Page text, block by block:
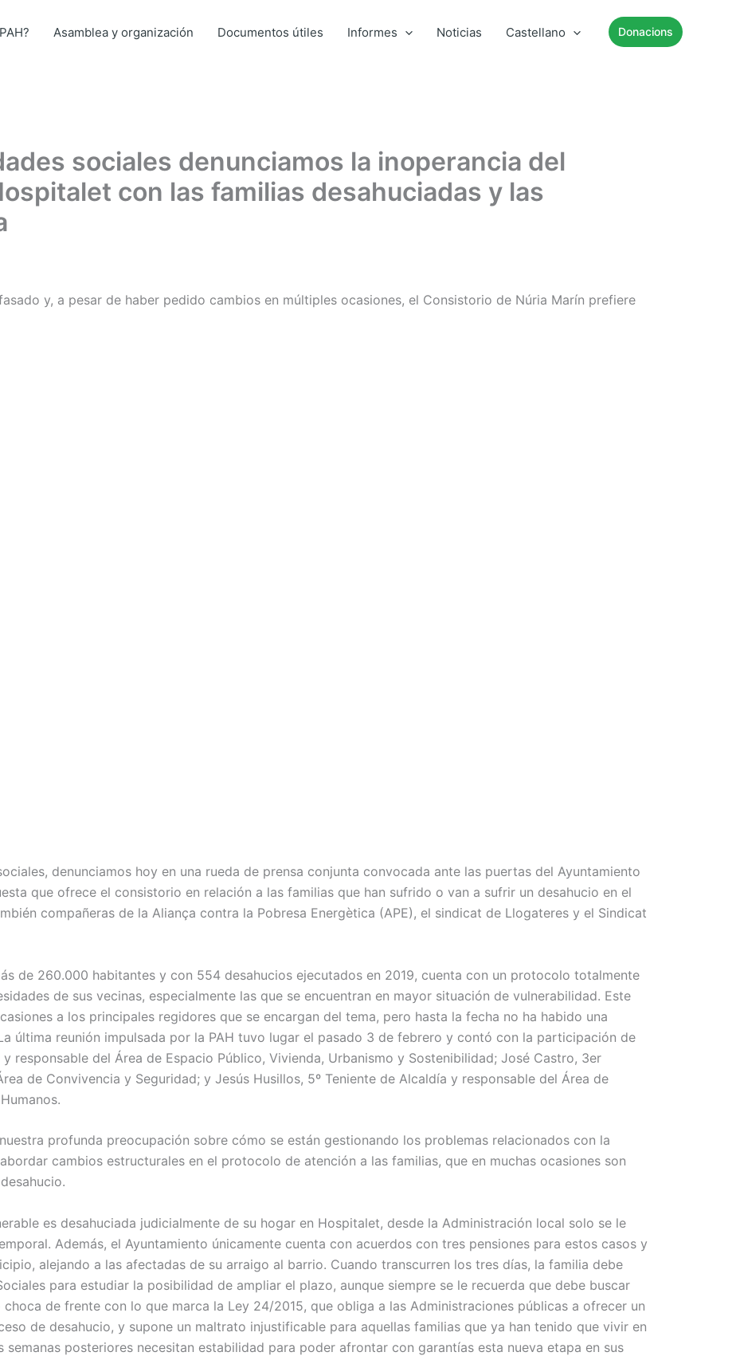
Asamblea y organización Documentos útiles Informes Noticias Castellano Donacions
sociales denunciamos la inoperancia del
con las familias desahuciadas y las
y, a pesar de haber pedido cambios en múltiples ocasiones, el Consistorio de Núria Marín prefiere
denunciamos hoy en una rueda de prensa conjunta convocada ante las puertas del Ayuntamiento
que ofrece el consistorio en relación a las familias que han sufrido o van a sufrir un desahucio en el
compañeras de la Aliança contra la Pobresa Energètica (APE), el sindicat de Llogateres y el Sindicat
de 260.000 habitantes y con 554 desahucios ejecutados en 2019, cuenta con un protocolo totalmente
de sus vecinas, especialmente las que se encuentran en mayor situación de vulnerabilidad. Este
a los principales regidores que se encargan del tema, pero hasta la fecha no ha habido una
última reunión impulsada por la PAH tuvo lugar el pasado 3 de febrero y contó con la participación de
responsable del Área de Espacio Público, Vivienda, Urbanismo y Sostenibilidad; José Castro, 3er
de Convivencia y Seguridad; y Jesús Husillos, 5º Teniente de Alcaldía y responsable del Área de
profunda preocupación sobre cómo se están gestionando los problemas relacionados con la
cambios estructurales en el protocolo de atención a las familias, que en muchas ocasiones son
es desahuciada judicialmente de su hogar en Hospitalet, desde la Administración local solo se le
Además, el Ayuntamiento únicamente cuenta con acuerdos con tres pensiones para estos casos y
alejando a las afectadas de su arraigo al barrio. Cuando transcurren los tres días, la familia debe
para estudiar la posibilidad de ampliar el plazo, aunque siempre se le recuerda que debe buscar
de frente con lo que marca la Ley 24/2015, que obliga a las Administraciones públicas a ofrecer un
de desahucio, y supone un maltrato injustificable para aquellas familias que ya han tenido que vivir en
semanas posteriores necesitan estabilidad para poder afrontar con garantías esta nueva etapa en sus